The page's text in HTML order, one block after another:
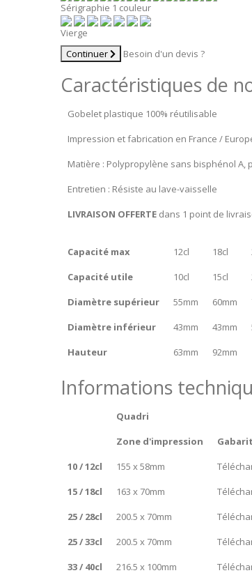
Sérigraphie 1 couleur
Vierge
Continuer
Besoin d'un devis ?
Caractéristiques de
Gobelet plastique 100% réutilisable
Impression et fabrication en France /
Matière : Polypropylène sans bisphénol
Entretien : Résiste au lave-vaisselle
LIVRAISON OFFERTE dans 1 point de
Capacité max 12cl 18cl
Capacité utile
10cl 15cl
Diamètre supérieur
55mm 60mm
Diamètre inférieur
43mm 43mm
Hauteur
63mm 92mm
Informations
Quadri
Zone d'impression
10 / 12cl
155 x 58mm
15 / 18cl
163 x 70mm
25 / 28cl
200.5 x 70mm
25 / 33cl
200.5 x 70mm
33 / 40cl
216.5 x 100mm